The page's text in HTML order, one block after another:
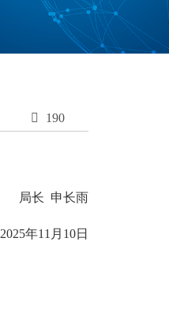
 190
局长 申长雨
2025年11月10日